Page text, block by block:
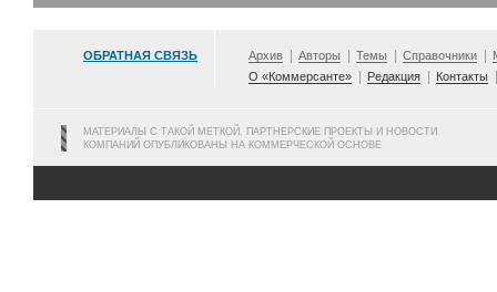
ОБРАТНАЯ СВЯЗЬ Архив Авторы Темы Справочники
О «Коммерсанте»
Редакция Контакты
МАТЕРИАЛЫ С ТАКОЙ МЕТКОЙ, ПАРТНЕРСКИЕ ПРОЕКТЫ И НОВОСТИ
КОМПАНИЙ ОПУБЛИКОВАНЫ НА КОММЕРЧЕСКОЙ ОСНОВЕ